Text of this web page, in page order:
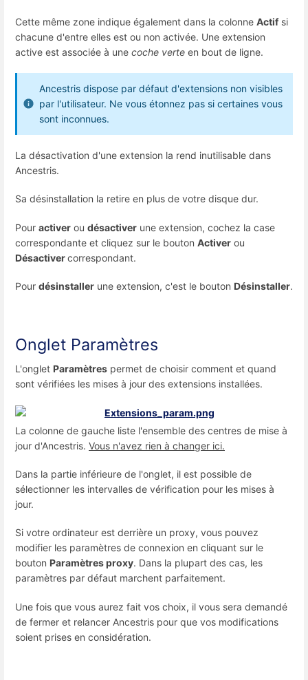
Cette même zone indique également dans la colonne Actifsi
chacune d'entre elles est ou non activée. Une extension
active est associée à une coche verte en bout de ligne.
Ancestris dispose par défaut d'extensions non visibles
par l'utilisateur. Ne vous étonnez pas si certaines vous
sont inconnues.
La désactivation d'une extension la rend inutilisable dans
Ancestris.
Sa désinstallation la retire en plus de votre disque dur.
Pour activer ou désactiver une extension, cochez la case
correspondante et cliquez sur le bouton Activer ou
Désactivercorrespondant.
Pour désinstaller une extension, c'est le bouton Désinstaller.
Onglet Paramètres
L'onglet Paramètres permet de choisir comment et quand
sont vérifiées les mises à jour des extensions installées.
La colonne de gauche liste l'ensemble des centres de mise à
jour d'Ancestris. Vous n'avez rien à changer ici.
Dans la partie inférieure de l'onglet, il est possible de
sélectionner les intervalles de vérification pour les mises à
jour.
Si votre ordinateur est derrière un proxy, vous pouvez
modifier les paramètres de connexion en cliquant sur le
bouton Paramètres proxy. Dans la plupart des cas, les
paramètres par défaut marchent parfaitement.
Une fois que vous aurez fait vos choix, il vous sera demandé
de fermer et relancer Ancestris pour que vos modifications
soient prises en considération.